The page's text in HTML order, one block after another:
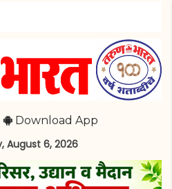
Download App
August 6, 2026